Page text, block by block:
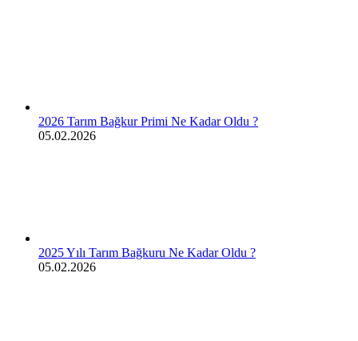
2026 Tarım Bağkur Primi Ne Kadar Oldu ?
05.02.2026
2025 Yılı Tarım Bağkuru Ne Kadar Oldu ?
05.02.2026